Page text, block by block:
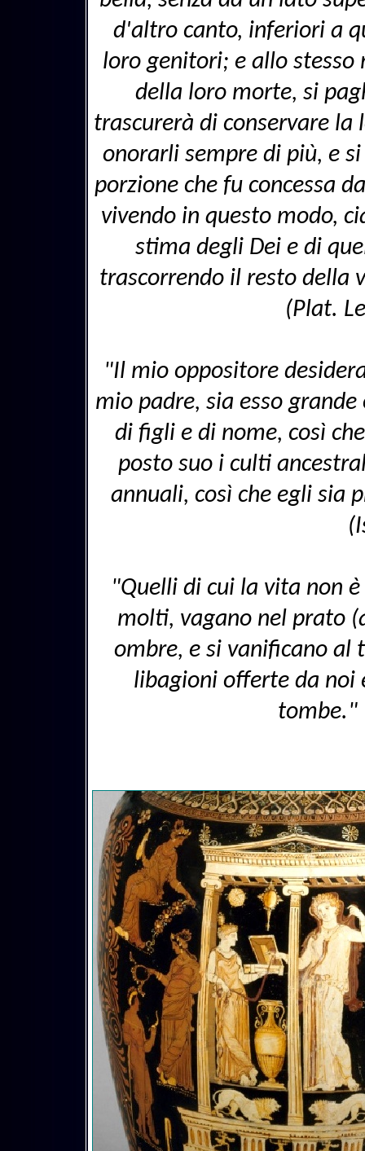
d'altro canto, inferiori a
loro genitori; e allo stesso
della loro morte, si
trascurerà di conservare
onorarli sempre di più, e
porzione che fu concessa
vivendo in questo modo,
stima degli Dei e di
trascorrendo il resto della
(Plat.
"Il mio oppositore
mio padre, sia esso
di figli e di nome, così
posto suo i culti
annuali, così che egli sia
"Quelli di cui la vita non
molti, vagano nel prato
ombre, e si vanificano al
libagioni offerte da noi
tombe."